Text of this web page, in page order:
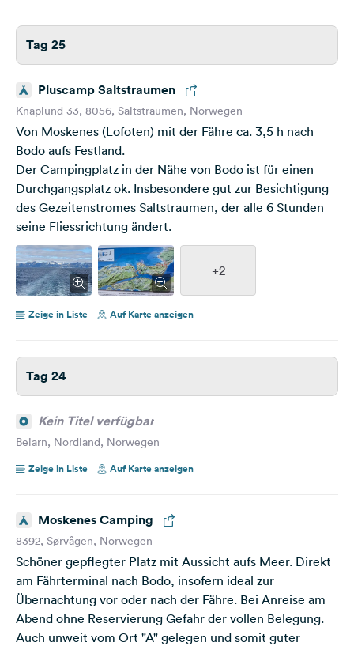
Tag 25
Pluscamp Saltstraumen
Knaplund 33, 8056, Saltstraumen, Norwegen
Von Moskenes (Lofoten) mit der Fähre ca. 3,5 h nach
Bodo aufs Festland.
Der Campingplatz in der Nähe von Bodo ist für einen
Durchgangsplatz ok. Insbesondere gut zur Besichtigung
des Gezeitenstromes Saltstraumen, der alle 6 Stunden
seine Fliessrichtung ändert.
+2
Zeige in Liste Auf Karte anzeigen
Tag 24
Kein Titel verfügbar
Beiarn, Nordland, Norwegen
Zeige in Liste
Auf Karte anzeigen
Moskenes Camping
8392, Sørvågen, Norwegen
Schöner gepflegter Platz mit Aussicht aufs Meer. Direkt
am Fährterminal nach Bodo, insofern ideal zur
Übernachtung vor oder nach der Fähre. Bei Anreise am
Abend ohne Reservierung Gefahr der vollen Belegung.
Auch unweit vom Ort "A" gelegen und somit guter